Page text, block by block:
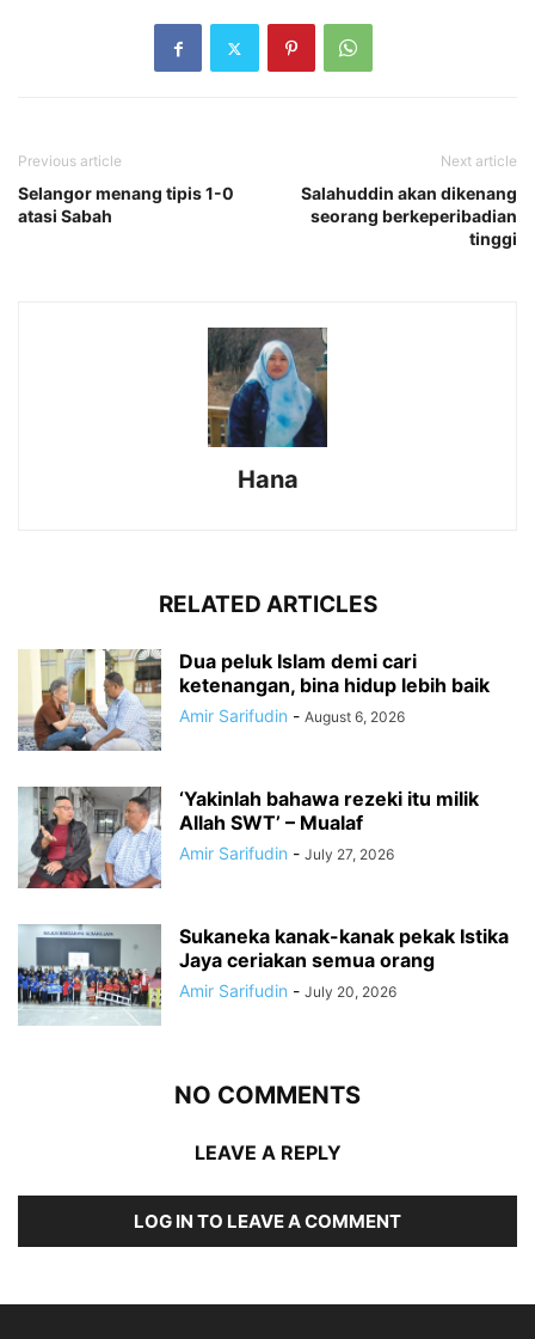
Previous article
Selangor menang tipis 1-0
atasi Sabah
Next article
Salahuddin akan dikenang
seorang berkeperibadian
tinggi
Hana
RELATED ARTICLES
Dua peluk Islam demi cari
ketenangan, bina hidup lebih baik
Amir Sarifudin - August 6, 2026
‘Yakinlah bahawa rezeki itu milik
Allah SWT’ – Mualaf
Amir Sarifudin - July 27, 2026
Sukaneka kanak-kanak pekak Istika
Jaya ceriakan semua orang
Amir Sarifudin - July 20, 2026
NO COMMENTS
LEAVE A REPLY
LOG IN TO LEAVE A COMMENT